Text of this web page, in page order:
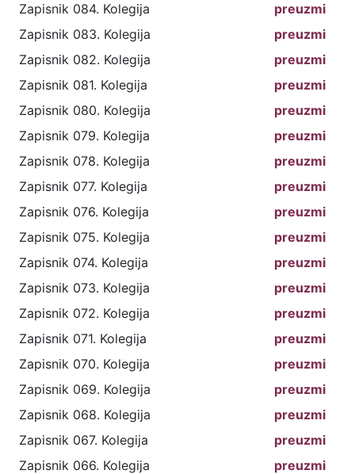
Zapisnik 084. Kolegija
preuzmi
Zapisnik 083. Kolegija
preuzmi
Zapisnik 082. Kolegija
preuzmi
Zapisnik 081. Kolegija
preuzmi
Zapisnik 080. Kolegija
preuzmi
Zapisnik 079. Kolegija
preuzmi
Zapisnik 078. Kolegija
preuzmi
Zapisnik 077. Kolegija
preuzmi
Zapisnik 076. Kolegija
preuzmi
Zapisnik 075. Kolegija
preuzmi
Zapisnik 074. Kolegija
preuzmi
Zapisnik 073. Kolegija
preuzmi
Zapisnik 072. Kolegija
preuzmi
Zapisnik 071. Kolegija
preuzmi
Zapisnik 070. Kolegija
preuzmi
Zapisnik 069. Kolegija
preuzmi
Zapisnik 068. Kolegija
preuzmi
Zapisnik 067. Kolegija
preuzmi
Zapisnik 066. Kolegija
preuzmi